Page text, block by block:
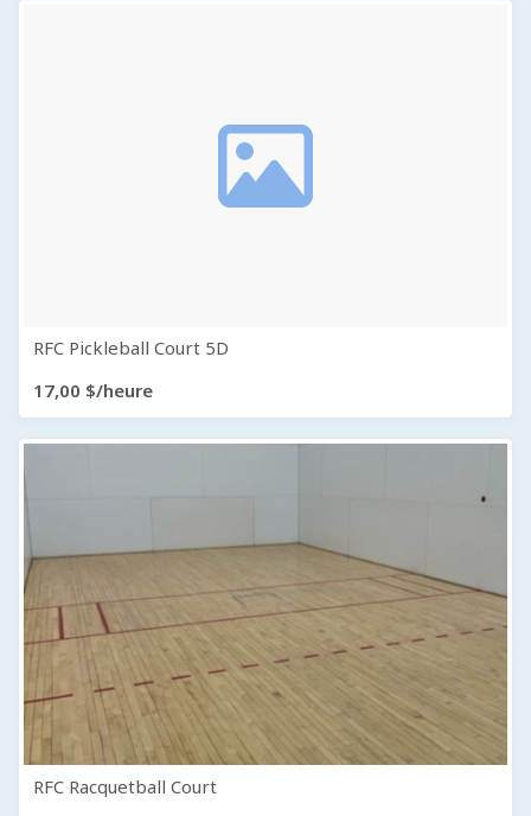
RFC Pickleball Court 5D
17,00 $/heure
RFC Racquetball Court